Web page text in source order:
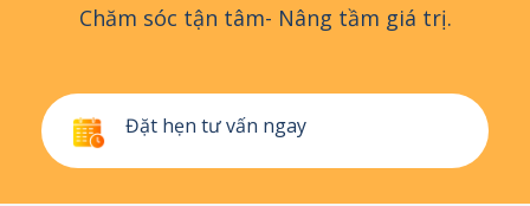
Chăm sóc tận tâm- Nâng tầm giá trị.
Đặt hẹn tư vấn ngay